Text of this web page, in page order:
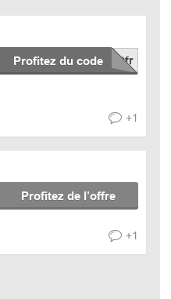
Profitez du code
+1
Profitez de l’offre
+1